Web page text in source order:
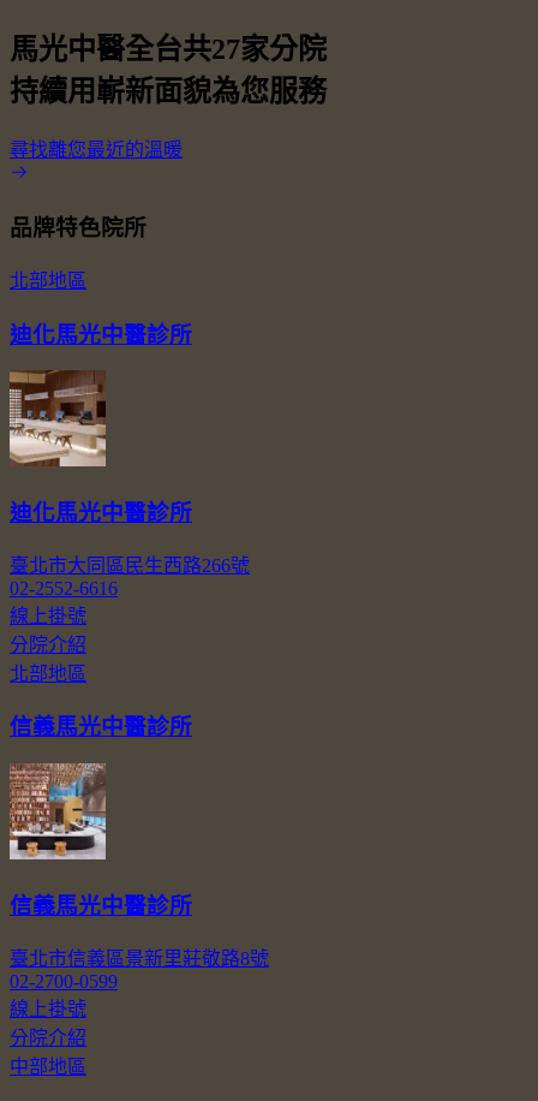
馬光中醫全台共27家分院
持續用嶄新面貌為您服務
尋找離您最近的溫暖
品牌特色院所
北部地區
迪化馬光中醫診所
迪化馬光中醫診所
臺北市大同區民生西路266號
02-2552-6616
線上掛號
分院介紹
北部地區
信義馬光中醫診所
信義馬光中醫診所
臺北市信義區景新里莊敬路8號
02-2700-0599
線上掛號
分院介紹
中部地區